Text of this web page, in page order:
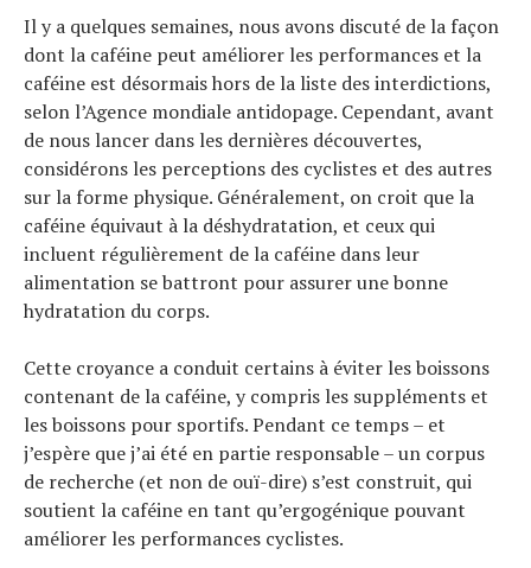
Il y a quelques semaines, nous avons discuté de la façon
dont la caféine peut améliorer les performances et la
caféine est désormais hors de la liste des interdictions,
selon l’Agence mondiale antidopage. Cependant, avant
de nous lancer dans les dernières découvertes,
considérons les perceptions des cyclistes et des autres
sur la forme physique. Généralement, on croit que la
caféine équivaut à la déshydratation, et ceux qui
incluent régulièrement de la caféine dans leur
alimentation se battront pour assurer une bonne
hydratation du corps.
Cette croyance a conduit certains à éviter les boissons
contenant de la caféine, y compris les suppléments et
les boissons pour sportifs. Pendant ce temps – et
j’espère que j’ai été en partie responsable – un corpus
de recherche (et non de ouï-dire) s’est construit, qui
soutient la caféine en tant qu’ergogénique pouvant
améliorer les performances cyclistes.